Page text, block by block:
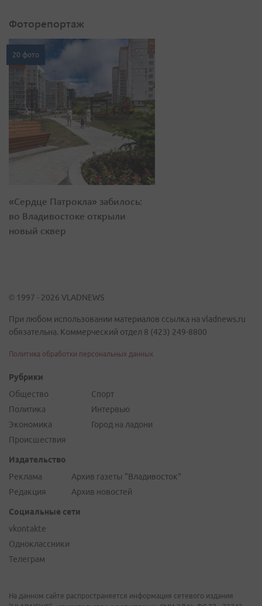
Фоторепортаж
20 фото
«Сердце Патрокла» забилось:
во Владивостоке открыли
новый сквер
© 1997 - 2026 VLADNEWS
При любом использовании материалов ссылка на vladnews.ru
обязательна. Коммерческий отдел 8 (423) 249-8800
Политика обработки персональных данных
Рубрики
Общество
Политика
Экономика
Происшествия
Спорт
Интервью
Город на ладони
Издательство
Реклама
Редакция
Архив газеты "Владивосток"
Архив новостей
Социальные сети
vkontakte
Одноклассники
Телеграм
На данном сайте распространяется информация сетевого издания